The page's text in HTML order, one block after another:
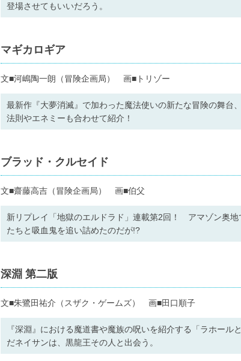
登場させてもいいだろう。
マギカロギア
文■河嶋陶一朗（冒険企画局） 画■トリゾー
最新作『大夢消滅』で加わった魔法使いの新たな冒険の舞台
法則やエネミーも合わせて紹介！
ブラッド・クルセイド
文■齋藤高吉（冒険企画局） 画■伯父
新リプレイ「地獄のエルドラド」連載第2回！ アマゾン奥
たちと吸血鬼を追い詰めたのだが!?
深淵 第二版
文■朱鷺田祐介（スザク・ゲームズ） 画■田口順子
『深淵』における魔道書や魔族の呪いを紹介する「ラホー
だネイサンは、黒龍王その人と出会う。